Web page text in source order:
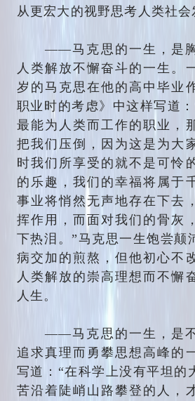
从更宏大的视野思考人类社会
——马克思的一生，是胸
人类解放不懈奋斗的一生。
岁的马克思在他的高中毕业
职业时的考虑》中这样写道
最能为人类而工作的职业，
把我们压倒，因为这是为大
时我们所享受的就不是可怜
的乐趣，我们的幸福将属于
事业将悄然无声地存在下去
挥作用，而面对我们的骨灰
下热泪。”马克思一生饱尝颠
病交加的煎熬，但他初心不
人类解放的崇高理想而不懈
人生。
——马克思的一生，是不
追求真理而勇攀思想高峰的
写道：“在科学上没有平坦的
苦沿着陡峭山路攀登的人，